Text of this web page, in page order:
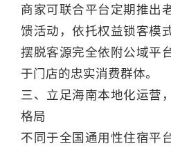
商家可联合平台定期推出
馈活动，依托权益锁客模
摆脱客源完全依附公域平
于门店的忠实消费群体。
三、立足海南本地化运营
格局
不同于全国通用性住宿平